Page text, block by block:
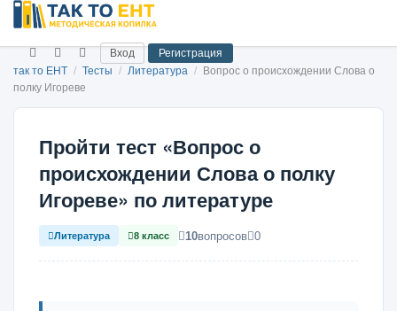
Вход
Регистрация
так то ЕНТ / Тесты / Литература /
Вопрос о происхождении Слова о
полку Игореве
Пройти тест «Вопрос о
происхождении Слова о полку
Игореве» по литературе
Литература 8 класс 10вопросов 0